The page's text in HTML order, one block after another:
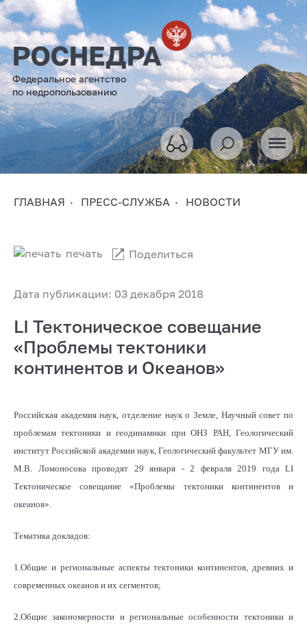
Федеральное агентство
по недропользованию
ГЛАВНАЯ ПРЕСС-СЛУЖБА НОВОСТИ
Дата публикации: 03 декабря 2018
печать Поделиться
LI Тектоническое совещание
«Проблемы тектоники
континентов и Океанов»
Российская академия наук, отделение наук о Земле, Научный совет по
проблемам тектоники и геодинамики при ОНЗ РАН, Геологический
институт Российской академии наук, Геологический факультет МГУ им.
М.В. Ломоносова проводят 29 января - 2 февраля 2019 года LI
Тектоническое совещание «Проблемы тектоники континентов и
океанов».
Тематика докладов:
1.Общие и региональные аспекты тектоники континентов, древних и
современных океанов и их сегментов;
2.Общие закономерности и региональные особенности тектоники и